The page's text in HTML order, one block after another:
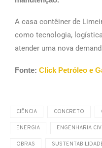
A casa contêiner de
como tecnologia,
atender uma nova
Fonte: Click Petróleo e
CIÊNCIA CONCRETO
ENERGIA ENGENHARIA
OBRAS